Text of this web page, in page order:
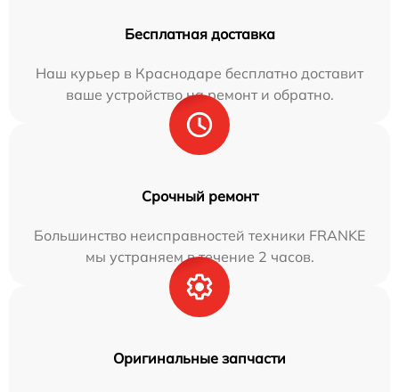
Бесплатная доставка
Наш курьер в Краснодаре бесплатно доставит
ваше устройство на ремонт и обратно.
Срочный ремонт
Большинство неисправностей техники FRANKE
мы устраняем в течение 2 часов.
Оригинальные запчасти